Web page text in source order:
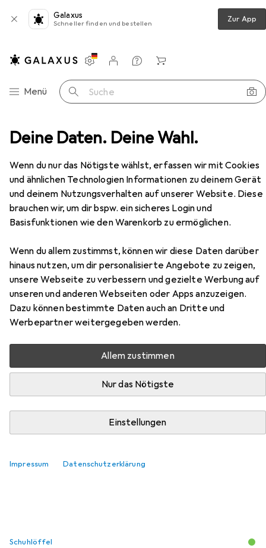
Deine Daten. Deine Wahl.
Wenn du nur das Nötigste wählst, erfassen wir mit Cookies
und ähnlichen Technologien Informationen zu deinem Gerät
und deinem Nutzungsverhalten auf unserer Website. Diese
brauchen wir, um dir bspw. ein sicheres Login und
Basisfunktionen wie den Warenkorb zu ermöglichen.
Wenn du allem zustimmst, können wir diese Daten darüber
hinaus nutzen, um dir personalisierte Angebote zu zeigen,
unsere Webseite zu verbessern und gezielte Werbung auf
unseren und anderen Webseiten oder Apps anzuzeigen.
Dazu können bestimmte Daten auch an Dritte und
Werbepartner weitergegeben werden.
Allem zustimmen
Nur das Nötigste
Einstellungen
Impressum Datenschutzerklärung
Galaxus
Schneller finden und bestellen Zur App
Navigation nach Kategorien
Menü Suche
Einstellungen
Kundenkonto
Vergleichslisten
Merklisten
Warenkorb
Wanderschuhe Safety Jogger Adventure Napo
Safety Jogger Adventure Napo
8 Grössen
Zubehör für Safety Jogger
Adventure Napo
Hier findest du passendes Zubehör zum Produkt Safety
Jogger Adventure Napo aus der Kategorie Schuhlöffel.
Relevanz
Produktliste
Schuhlöffel
MetaltexSchuhlöffel
Schuhlöffel